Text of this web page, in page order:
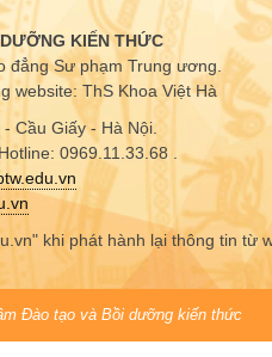
KIẾN THỨC
đẳng Sư phạm Trung ương.
website: ThS Khoa Việt Hà
Cầu Giấy - Hà Nội.
0969.11.33.68 .
khi phát hành lại thông tin từ
Đào tạo và Bồi dưỡng kiến thức